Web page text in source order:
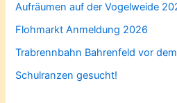
Aufräumen auf der Vogelweide
Flohmarkt Anmeldung 2026
Trabrennbahn Bahrenfeld vor
Schulranzen gesucht!